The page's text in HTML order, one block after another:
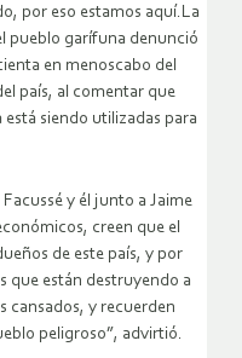
por eso estamos aquí.La
pueblo garífuna denunció
en menoscabo del
país, al comentar que
siendo utilizadas para
y él junto a Jaime
creen que el
de este país, y por
que están destruyendo a
cansados, y recuerden
peligroso”, advirtió.